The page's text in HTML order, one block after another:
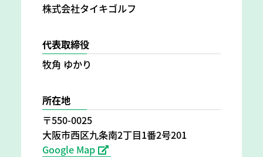
株式会社タイキゴルフ
代表取締役
牧角 ゆかり
所在地
〒550-0025
大阪市西区九条南2丁目1番2号201
Google Map